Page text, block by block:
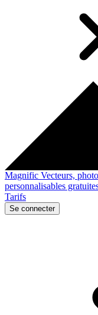
Magnific Vecteurs,
personnalisables
Tarifs
Se connecter